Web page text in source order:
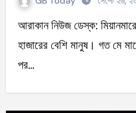
আরাকান নিউজ ডেস্ক: মিয়ানমারের রাখাইনে অনাহারে ভুগছে ৫০
হাজারের বেশি মানুষ। গত মে
পর…